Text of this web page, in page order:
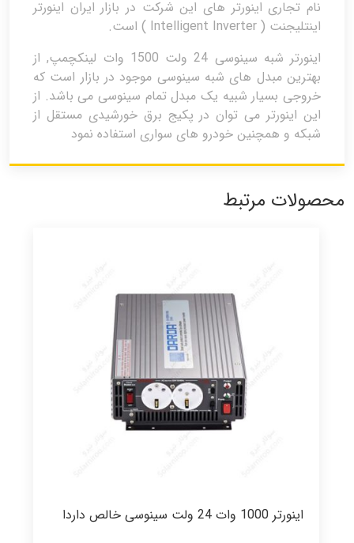
نام تجاری اینورتر های این شرکت در بازار ایران اینورتر
اینتلیجنت ( Intelligent Inverter ) است.
اینورتر شبه سینوسی 24 ولت 1500 وات لینکچمپ, از
بهترین مبدل های شبه سینوسی موجود در بازار است که
خروجی بسیار شبیه یک مبدل تمام سینوسی می باشد. از
این اینورتر می توان در پکیج برق خورشیدی مستقل از
شبکه و همچنین خودرو های سواری استفاده نمود
محصولات مرتبط
اینورتر 1000 وات 24 ولت سینوسی خالص داردا